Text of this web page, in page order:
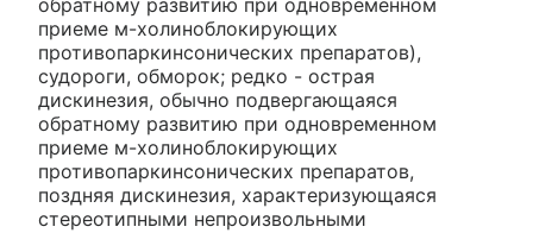
обратному развитию при одновременном
приеме м-холиноблокирующих
противопаркинсонических препаратов),
судороги, обморок; редко - острая
дискинезия, обычно подвергающаяся
обратному развитию при одновременном
приеме м-холиноблокирующих
противопаркинсонических препаратов,
поздняя дискинезия, характеризующаяся
стереотипными непроизвольными